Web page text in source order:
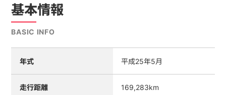
基本情報
BASIC INFO
年式 平成25年5月
走行距離 169,283km